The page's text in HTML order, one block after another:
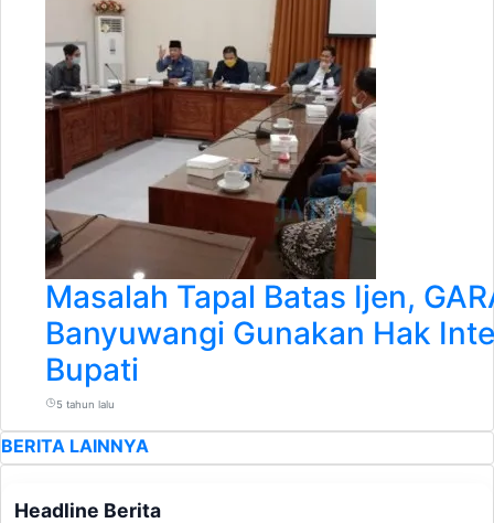
Masalah Tapal Batas Ijen,
Banyuwangi Gunakan Hak
Bupati
5 tahun lalu
BERITA LAINNYA
Headline Berita